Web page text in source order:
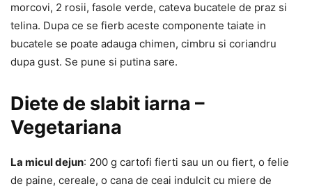
morcovi, 2 rosii, fasole verde, cateva bucatele de praz si
telina. Dupa ce se fierb aceste componente taiate in
bucatele se poate adauga chimen, cimbru si coriandru
dupa gust. Se pune si putina sare.
Diete de slabit iarna –
Vegetariana
La micul dejun: 200 g cartofi fierti sau un ou fiert, o felie
de paine, cereale, o cana de ceai indulcit cu miere de